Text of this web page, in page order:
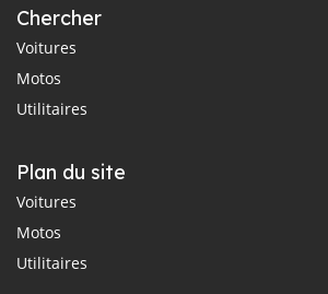
Chercher
Voitures
Motos
Utilitaires
Plan du site
Voitures
Motos
Utilitaires